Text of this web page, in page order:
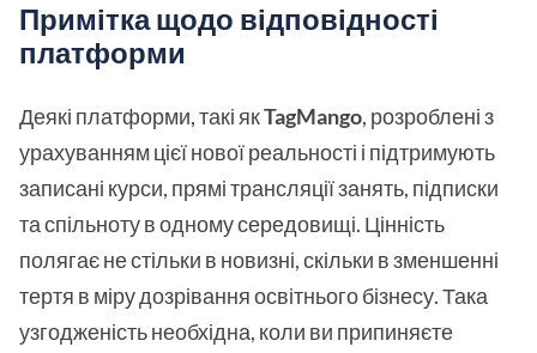
Примітка щодо відповідності
платформи
Деякі платформи, такі якTagMango, розроблені з
урахуванням цієї нової реальності і підтримують
записані курси, прямі трансляції занять, підписки
та спільноту в одному середовищі. Цінність
полягає не стільки в новизні, скільки в зменшенні
тертя в міру дозрівання освітнього бізнесу. Така
узгодженість необхідна, коли ви припиняєте